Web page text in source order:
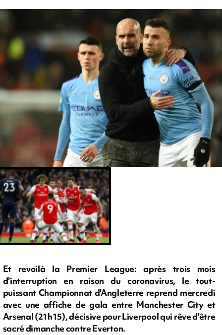
Et revoilà la Premier League: après trois mois
d'interruption en raison du coronavirus, le tout-
puissant Championnat d'Angleterre reprend mercredi
avec une affiche de gala entre Manchester City et
Arsenal (21h15), décisive pour Liverpool qui rêve d'être
sacré dimanche contre Everton.